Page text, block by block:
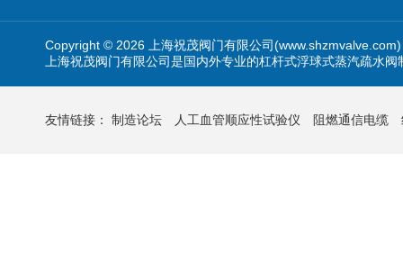
Copyright © 2026 上海祝茂阀门有限公司
上海祝茂阀门有限公司是国内外专业的杠杆式浮球式蒸汽疏水
友情链接： 制造论坛 人工血管顺应性试验仪 阻燃通信电缆